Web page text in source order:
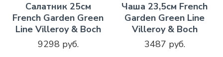
Салатник 25см
French Garden Green
Line Villeroy & Boch
9298 руб.
Чаша 23,5см French
Garden Green Line
Villeroy & Boch
3487 руб.